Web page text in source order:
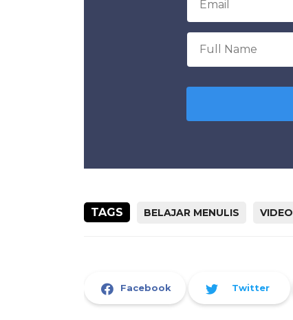
TAGS BELAJAR MENULIS VIDEO
Facebook Twitter